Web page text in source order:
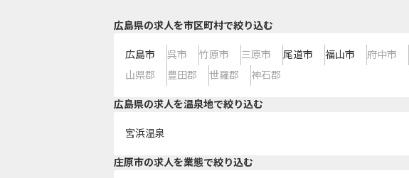
広島県の求人を市区町村で絞り込む
広島市 呉市 竹原市 三原市 尾道市 福山市 府中市
山県郡
豊田郡 世羅郡 神石郡
広島県の求人を温泉地で絞り込む
宮浜温泉
庄原市の求人を業態で絞り込む